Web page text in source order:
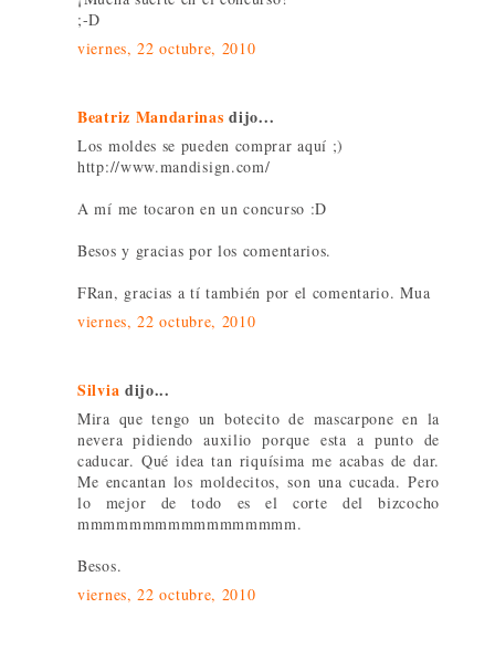
;-D
viernes, 22 octubre, 2010
Beatriz Mandarinas dijo...
Los moldes se pueden comprar aquí ;)
http://www.mandisign.com/
A mí me tocaron en un concurso :D
Besos y gracias por los comentarios.
FRan, gracias a tí también por el comentario. Mua
viernes, 22 octubre, 2010
Silvia dijo...
Mira que tengo un botecito de mascarpone en la
nevera pidiendo auxilio porque esta a punto de
caducar. Qué idea tan riquísima me acabas de dar.
Me encantan los moldecitos, son una cucada. Pero
lo mejor de todo es el corte del bizcocho
mmmmmmmmmmmmmmmmm.
Besos.
viernes, 22 octubre, 2010